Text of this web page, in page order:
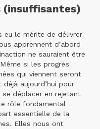
(insuffisantes)
eu le mérite de délivrer
apprennent d’abord
ne sauraient être
si les progrès
qui viennent seront
aujourd’hui pour
se déplacer en rejetant
rôle fondamental
essentielle de la
Elles nous ont